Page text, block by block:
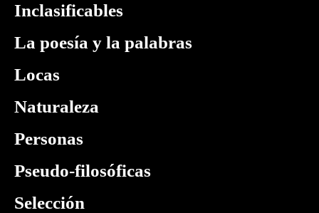
Inclasificables
La poesía y la palabras
Locas
Naturaleza
Personas
Pseudo-filosóficas
Selección